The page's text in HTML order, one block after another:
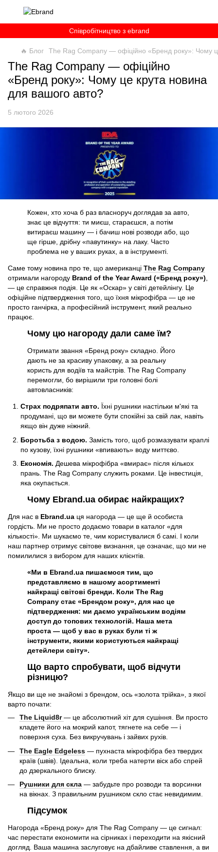
Співробітництво з ebrand
🔥 Блог The Rag Company — офіційно «Бренд року»: Чому
The Rag Company — офіційно
«Бренд року»: Чому це крута новина
для вашого авто?
5 лютого 2026
Кожен, хто хоча б раз власноруч доглядав за авто,
знає це відчуття: ти миєш, стараєшся, а потім
витираєш машину — і бачиш нові розводи або, що
ще гірше, дрібну «павутинку» на лаку. Часто
проблема не у ваших руках, а в інструменті.
Саме тому новина про те, що американці The Rag Company
отримали нагороду Brand of the Year Award («Бренд року»),
— це справжня подія. Це як «Оскар» у світі детейлінгу. Це
офіційне підтвердження того, що їхня мікрофібра — це не
просто ганчірка, а професійний інструмент, який реально
працює.
Чому цю нагороду дали саме їм?
Отримати звання «Бренд року» складно. Його
дають не за красиву упаковку, а за реальну
користь для водіїв та майстрів. The Rag Company
перемогли, бо вирішили три головні болі
автовласників:
Страх подряпати авто. Їхні рушники настільки м'які та
продумані, що ви можете бути спокійні за свій лак, навіть
якщо він дуже ніжний.
Боротьба з водою. Замість того, щоб розмазувати краплі
по кузову, їхні рушники «впивають» воду миттєво.
Економія. Дешева мікрофібра «вмирає» після кількох
прань. The Rag Company служить роками. Це інвестиція,
яка окупається.
Чому Ebrand.ua обирає найкращих?
Для нас в Ebrand.ua ця нагорода — це ще й особиста
гордість. Ми не просто додаємо товари в каталог «для
кількості». Ми шукаємо те, чим користувалися б самі. І коли
наш партнер отримує світове визнання, це означає, що ми не
помилилися з вибором для наших клієнтів.
«Ми в Ebrand.ua пишаємося тим, що
представляємо в нашому асортименті
найкращі світові бренди. Коли The Rag
Company стає «Брендом року», для нас це
підтвердження: ми даємо українським водіям
доступ до топових технологій. Наша мета
проста — щоб у вас в руках були ті ж
інструменти, якими користуються найкращі
детейлери світу».
Що варто спробувати, щоб відчути
різницю?
Якщо ви ще не знайомі з брендом, ось «золота трійка», з якої
варто почати:
The Liquid8r — це абсолютний хіт для сушіння. Ви просто
кладете його на мокрий капот, тягнете на себе — і
поверхня суха. Без викручувань і зайвих рухів.
The Eagle Edgeless — пухнаста мікрофібра без твердих
країв (швів). Ідеальна, коли треба натерти віск або спрей
до дзеркального блиску.
Рушники для скла — забудьте про розводи та ворсинки
на вікнах. З правильним рушником скло стає невидимим.
Підсумок
Нагорода «Бренд року» для The Rag Company — це сигнал:
час перестати економити на сірниках і переходити на якісний
догляд. Ваша машина заслуговує на дбайливе ставлення, а ви